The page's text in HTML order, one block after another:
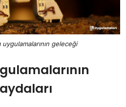
geleceği